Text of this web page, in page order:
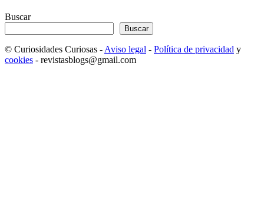
Buscar
Buscar
© Curiosidades Curiosas - Aviso legal - Política de privacidad y
cookies - revistasblogs@gmail.com